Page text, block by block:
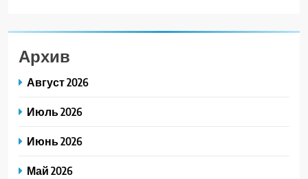
Архив
Август 2026
Июль 2026
Июнь 2026
Май 2026